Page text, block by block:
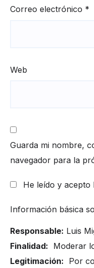
Correo electrónico *
Web
Guarda mi nombre,
navegador para la
He leído y acepto
Información básica
Responsable: Luis
Finalidad: Moderar
Legitimación: Por